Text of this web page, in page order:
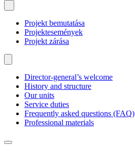
Projekt bemutatása
Projektesemények
Projekt zárása
Director-general’s welcome
History and structure
Our units
Service duties
Frequently asked questions (FAQ)
Professional materials